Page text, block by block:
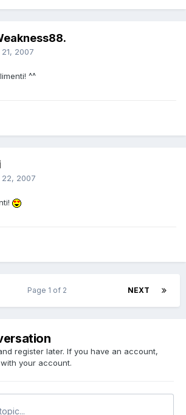
2007
^^
22, 2007
NEXT
Page 1 of 2
register later. If you have an account,
your account.